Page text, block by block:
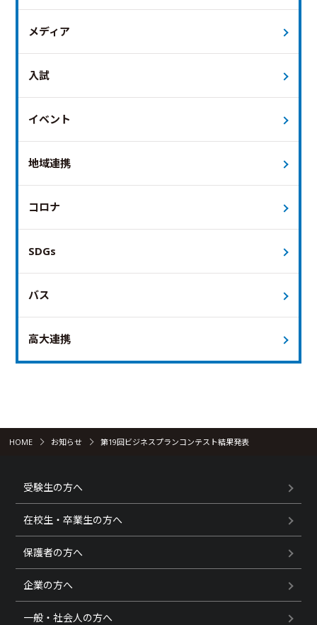
メディア
入試
イベント
地域連携
コロナ
SDGs
バス
高大連携
HOME お知らせ 第19回ビジネスプランコンテスト結果発表
受験生の方へ
在校生・卒業生の方へ
保護者の方へ
企業の方へ
一般・社会人の方へ